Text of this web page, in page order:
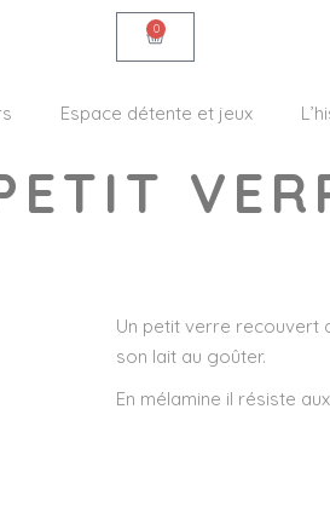
0
Espace détente et jeux
Un petit verre recouvert
son lait au goûter.
En mélamine il résiste